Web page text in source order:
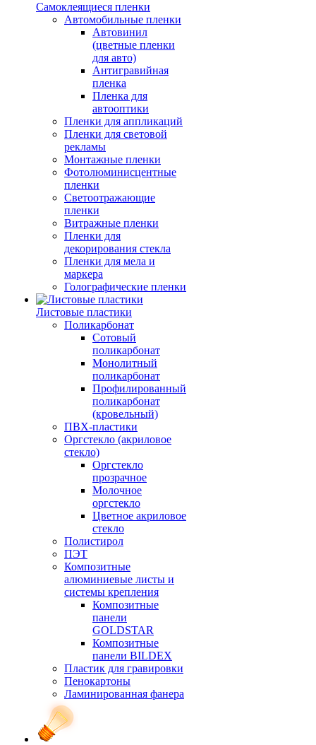
Самоклеящиеся пленки
Автомобильные пленки
Автовинил
(цветные пленки
для авто)
Антигравийная
пленка
Пленка для
автооптики
Пленки для аппликаций
Пленки для световой
рекламы
Монтажные пленки
Фотолюминисцентные
пленки
Светоотражающие
пленки
Витражные пленки
Пленки для
декорирования стекла
Пленки для мела и
маркера
Голографические пленки
Листовые пластики
Поликарбонат
Сотовый
поликарбонат
Монолитный
поликарбонат
Профилированный
поликарбонат
(кровельный)
ПВХ-пластики
Оргстекло (акриловое
стекло)
Оргстекло
прозрачное
Молочное
оргстекло
Цветное акриловое
стекло
Полистирол
ПЭТ
Композитные
алюминиевые листы и
системы крепления
Композитные
панели
GOLDSTAR
Композитные
панели BILDEX
Пластик для гравировки
Пенокартоны
Ламинированная фанера